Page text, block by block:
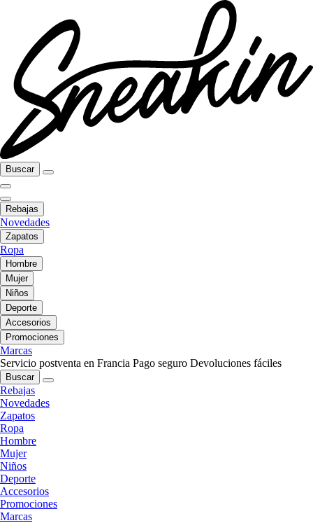
Buscar
Rebajas
Novedades
Zapatos
Ropa
Hombre
Mujer
Niños
Deporte
Accesorios
Promociones
Marcas
Servicio postventa en Francia Pago seguro Devoluciones fáciles
Buscar
Rebajas
Novedades
Zapatos
Ropa
Hombre
Mujer
Niños
Deporte
Accesorios
Promociones
Marcas